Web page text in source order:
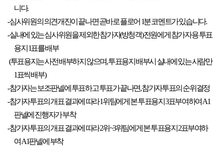
니다.
- 심사위원의 의견개진이 끝나면 곧바로 플로어 1분 코멘트가 있습니다.
- 실내에 있는 심사위원을 제외한 참가자(방청객) 전원에게 참가자용 투표
용지 1표를 배부
(투표용지는 사전 배부하지 않으며, 투표용지 배부시 실내에 있는 사람만
1표씩 배부)
- 참가자는 보조판넬에 투표하고 투표가 끝나면, 참가자투표의 순위결정
- 참가자투표의 개표 결과에 따라 1위팀에게 본 투표용지 3표부여하여 A1
판넬에 진행자가 부착
- 참가자투표의 개표 결과에 따라 2위~3위팀에게 본 투표용지 2표부여하
여 A1판넬에 부착